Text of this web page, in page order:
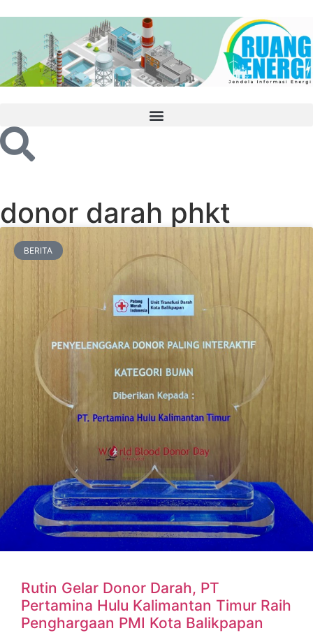
donor darah phkt
BERITA
Rutin Gelar Donor Darah, PT
Pertamina Hulu Kalimantan Timur Raih
Penghargaan PMI Kota Balikpapan